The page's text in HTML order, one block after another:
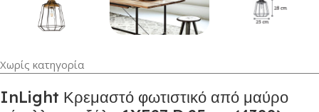
Χωρίς κατηγορία
InLight Κρεμαστό φωτιστικό από μαύρο